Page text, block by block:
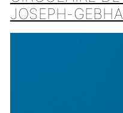
JOSEPH-